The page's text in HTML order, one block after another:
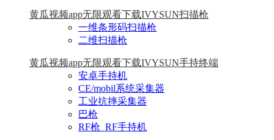
黄瓜视频app无限观看下载IVYSUN扫描枪
一维条形码扫描枪
二维扫描枪
黄瓜视频app无限观看下载IVYSUN手持终端
安卓手持机
CE/mobil系统采集器
工业抗摔采集器
巴枪
RF枪_RF手持机